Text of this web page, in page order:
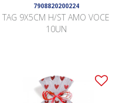
7908820200224
TAG 9X5CM H/ST AMO VOCE
10UN